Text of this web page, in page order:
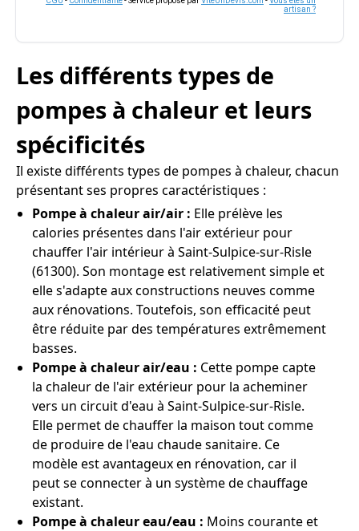
artisan ?
Les différents types de
pompes à chaleur et leurs
spécificités
Il existe différents types de pompes à chaleur, chacun
présentant ses propres caractéristiques :
Pompe à chaleur air/air : Elle prélève les
calories présentes dans l'air extérieur pour
chauffer l'air intérieur à Saint-Sulpice-sur-Risle
(61300). Son montage est relativement simple et
elle s'adapte aux constructions neuves comme
aux rénovations. Toutefois, son efficacité peut
être réduite par des températures extrêmement
basses.
Pompe à chaleur air/eau : Cette pompe capte
la chaleur de l'air extérieur pour la acheminer
vers un circuit d'eau à Saint-Sulpice-sur-Risle.
Elle permet de chauffer la maison tout comme
de produire de l'eau chaude sanitaire. Ce
modèle est avantageux en rénovation, car il
peut se connecter à un système de chauffage
existant.
Pompe à chaleur eau/eau : Moins courante et